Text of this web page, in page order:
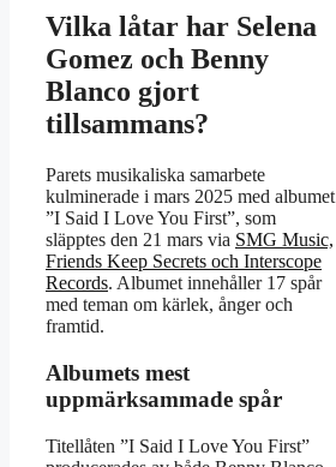
Vilka låtar har Selena
Gomez och Benny
Blanco gjort
tillsammans?
Parets musikaliska samarbete
kulminerade i mars 2025 med albumet
”I Said I Love You First”, som
släpptes den 21 mars via SMG Music,
Friends Keep Secrets och Interscope
Records. Albumet innehåller 17 spår
med teman om kärlek, ånger och
framtid.
Albumets mest
uppmärksammade spår
Titellåten ”I Said I Love You First”